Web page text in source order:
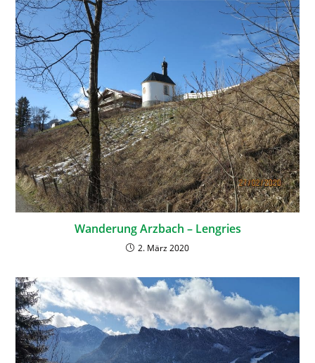
Wanderung Arzbach – Lengries
2. März 2020